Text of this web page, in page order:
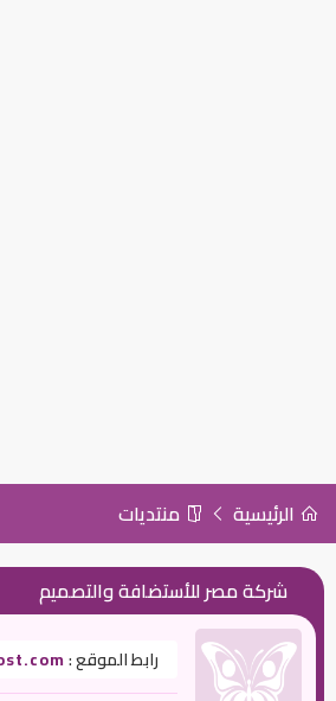
الرئيسية منتديات
شركة مصر للأستضافة والتصميم
رابط الموقع :